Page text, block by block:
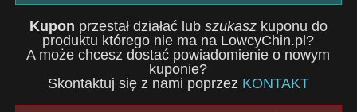
Kupon przestał działać lub szukaszkuponu do
produktu którego nie ma na LowcyChin.pl?
A może chcesz dostać powiadomienie o nowym
kuponie?
Skontaktuj się z nami poprzez KONTAKT